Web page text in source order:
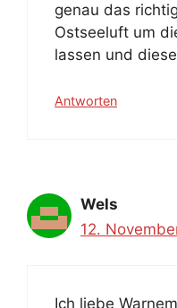
genau das
Ostseeluft um
lassen und
Antworten
Wels
12.
Ich liebe